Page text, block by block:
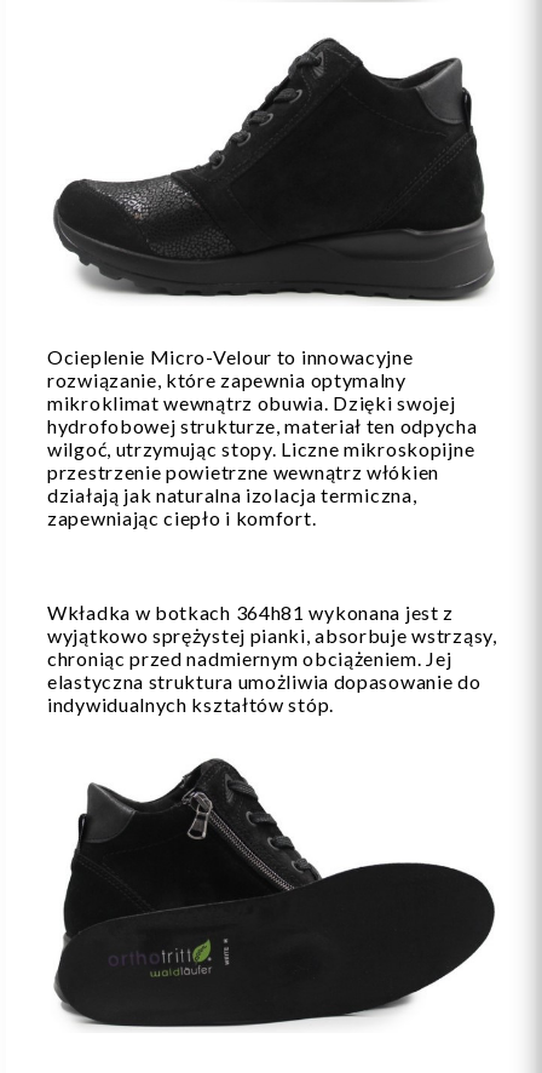
Ocieplenie Micro-Velour to innowacyjne
rozwiązanie, które zapewnia optymalny
mikroklimat wewnątrz obuwia. Dzięki swojej
hydrofobowej strukturze, materiał ten odpycha
wilgoć, utrzymując stopy. Liczne mikroskopijne
przestrzenie powietrzne wewnątrz włókien
działają jak naturalna izolacja termiczna,
zapewniając ciepło i komfort.
Wkładka w botkach 364h81 wykonana jest z
wyjątkowo sprężystej pianki, absorbuje wstrząsy,
chroniąc przed nadmiernym obciążeniem. Jej
elastyczna struktura umożliwia dopasowanie do
indywidualnych kształtów stóp.